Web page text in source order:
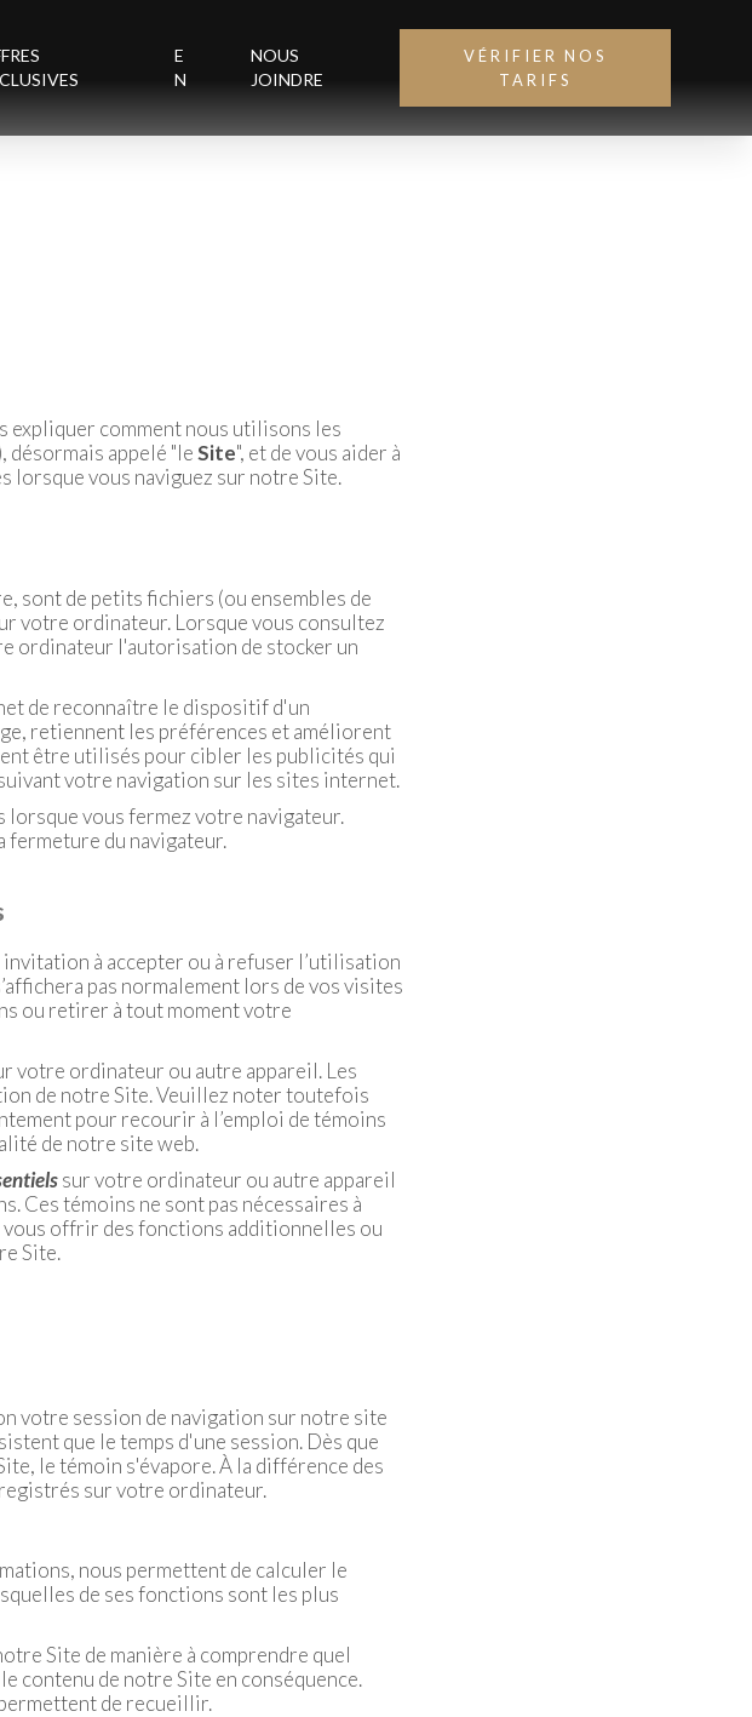
E
N
NOUS
JOINDRE
VÉRIFIER NOS
TARIFS
expliquer comment nous utilisons les
désormais appelé "leSite", et de vous aider à
lorsque vous naviguez sur notre Site.
sont de petits fichiers (ou ensembles de
votre ordinateur. Lorsque vous consultez
ordinateur l'autorisation de stocker un
de reconnaître le dispositif d'un
retiennent les préférences et améliorent
être utilisés pour cibler les publicités qui
votre navigation sur les sites internet.
vous fermez votre navigateur.
fermeture du navigateur.
à accepter ou à refuser l’utilisation
pas normalement lors de vos visites
ou retirer à tout moment votre
votre ordinateur ou autre appareil. Les
de notre Site. Veuillez noter toutefois
pour recourir à l’emploi de témoins
de notre site web.
sur votre ordinateur ou autre appareil
Ces témoins ne sont pas nécessaires à
vous offrir des fonctions additionnelles ou
Site.
votre session de navigation sur notre site
que le temps d'une session. Dès que
le témoin s'évapore. À la différence des
sur votre ordinateur.
nous permettent de calculer le
de ses fonctions sont les plus
Site de manière à comprendre quel
contenu de notre Site en conséquence.
de recueillir.